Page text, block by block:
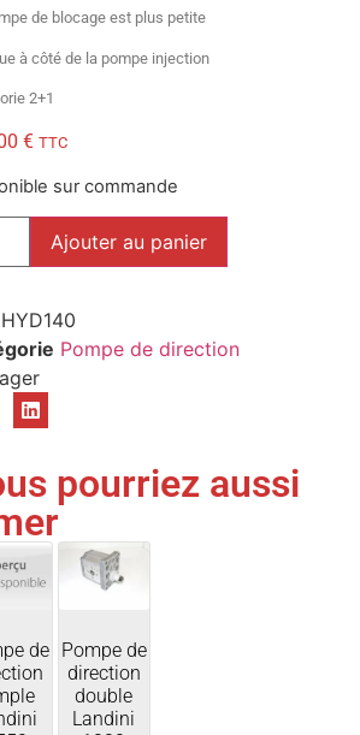
de blocage est plus petite
à côté de la pompe injection
2+1
€ TTC
sur commande
Ajouter au panier
HYD140
Pompe de direction
pourriez aussi
de Pompe de
direction
double
Landini